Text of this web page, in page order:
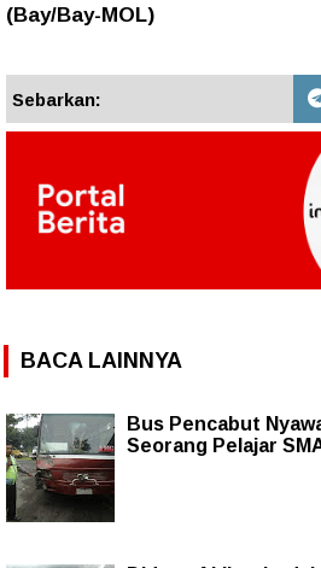
(Bay/Bay-MOL)
Sebarkan:
BACA LAINNYA
Bus Pencabut
Seorang Pelajar